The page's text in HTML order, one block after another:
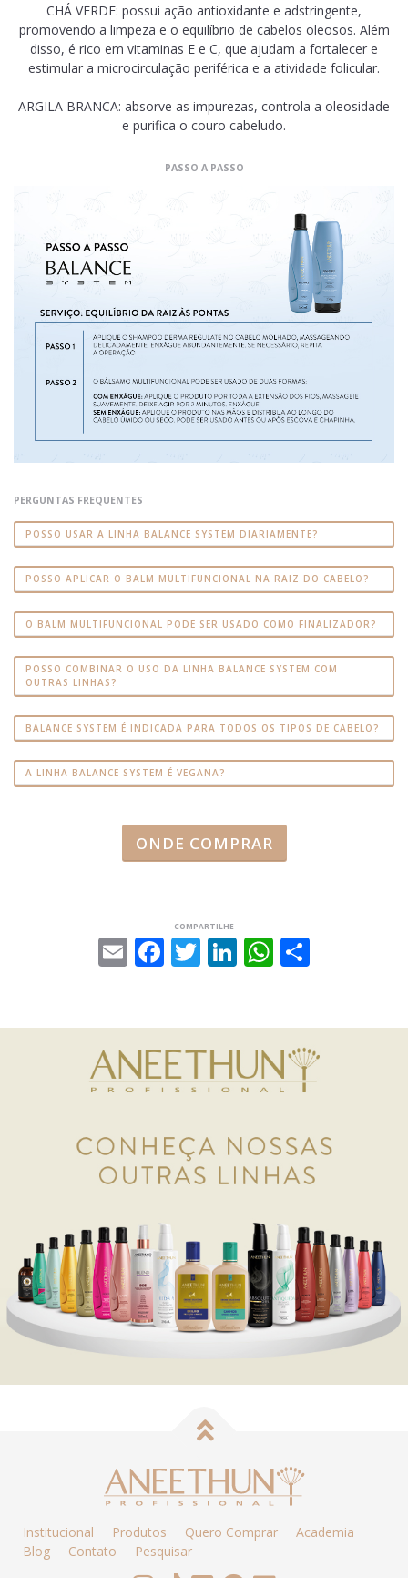
CHÁ VERDE: possui ação antioxidante e adstringente,
promovendo a limpeza e o equilíbrio de cabelos oleosos. Além
disso, é rico em vitaminas E e C, que ajudam a fortalecer e
estimular a microcirculação periférica e a atividade folicular.
ARGILA BRANCA: absorve as impurezas, controla a oleosidade
e purifica o couro cabeludo.
PASSO A PASSO
PERGUNTAS FREQUENTES
POSSO USAR A LINHA BALANCE SYSTEM DIARIAMENTE?
POSSO APLICAR O BALM MULTIFUNCIONAL NA RAIZ DO CABELO?
O BALM MULTIFUNCIONAL PODE SER USADO COMO FINALIZADOR?
POSSO COMBINAR O USO DA LINHA BALANCE SYSTEM COM
OUTRAS LINHAS?
BALANCE SYSTEM É INDICADA PARA TODOS OS TIPOS DE CABELO?
A LINHA BALANCE SYSTEM É VEGANA?
ONDE COMPRAR
COMPARTILHE
EmailFacebook
Twitter
LinkedIn
Institucional Produtos Quero Comprar
Academia
Blog
Contato Pesquisar